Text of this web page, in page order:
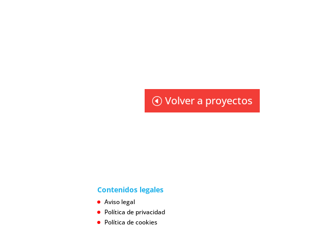
Volver a proyectos
Contenidos legales
Aviso legal
Política de privacidad
Política de cookies